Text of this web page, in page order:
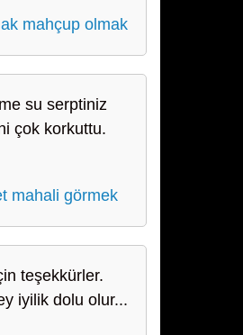
mahçup olmak
su serptiniz
çok korkuttu.
mahali görmek
teşekkürler.
iyilik dolu olur...